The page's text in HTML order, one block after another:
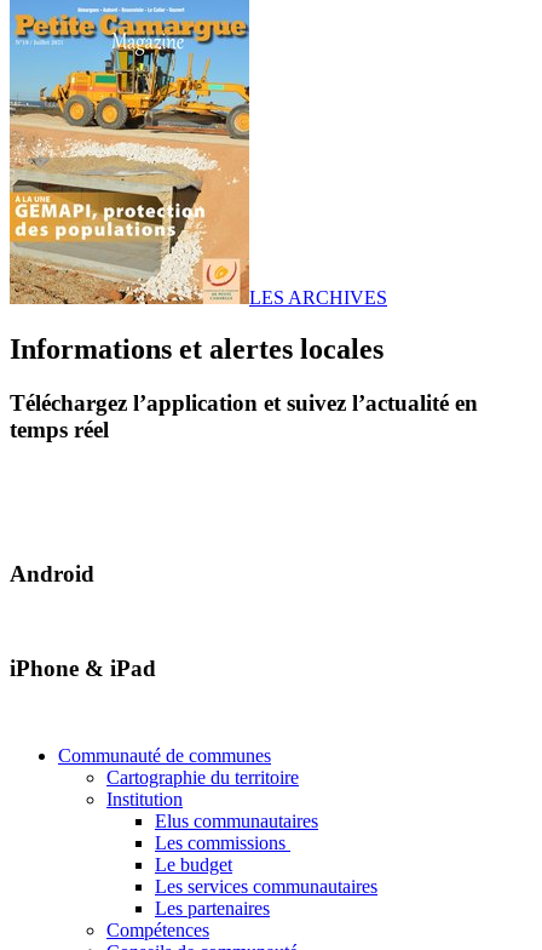
LES ARCHIVES
Informations et alertes locales
Téléchargez l’application et suivez l’actualité en
temps réel
Android
iPhone & iPad
Communauté de communes
Cartographie du territoire
Institution
Elus communautaires
Les commissions
Le budget
Les services communautaires
Les partenaires
Compétences